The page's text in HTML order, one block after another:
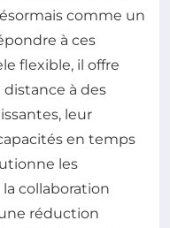
comme un
à ces
flexible, il offre
distance à des
leur
en temps
les
collaboration
réduction